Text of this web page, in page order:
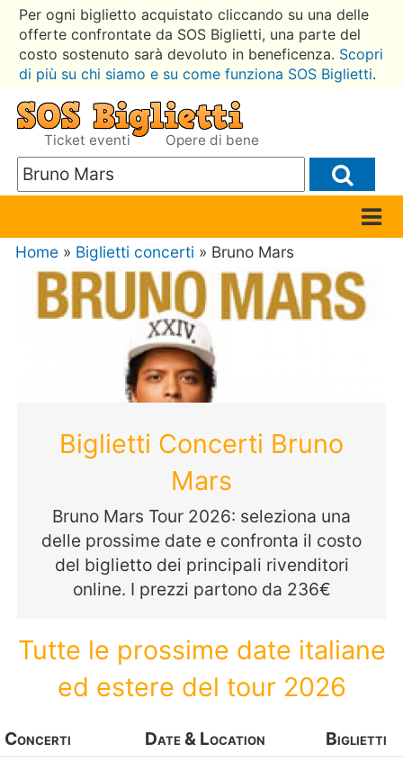
Per ogni biglietto acquistato cliccando su una delle
offerte confrontate da SOS Biglietti, una parte del
costo sostenuto sarà devoluto in beneficenza. Scopri
di più su chi siamo e su come funziona SOS Biglietti.
Ticket eventi Opere di bene
Home » Biglietti concerti » Bruno Mars
Biglietti Concerti Bruno
Mars
Bruno Mars Tour 2026: seleziona una
delle prossime date e confronta il costo
del biglietto dei principali rivenditori
online. I prezzi partono da 236€
Tutte le prossime date italiane
ed estere del tour 2026
Concerti Date & Location
Biglietti